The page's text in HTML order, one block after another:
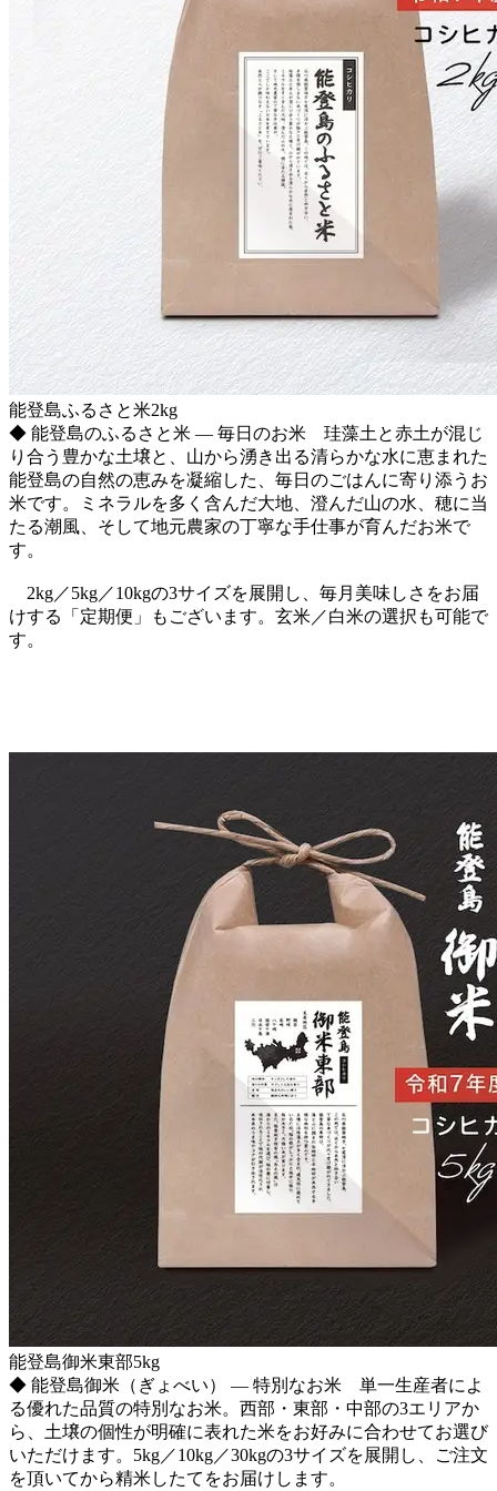
能登島ふるさと米2kg
◆ 能登島のふるさと米 ― 毎日のお米 珪藻土と赤土が混じ
り合う豊かな土壌と、山から湧き出る清らかな水に恵まれた
能登島の自然の恵みを凝縮した、毎日のごはんに寄り添うお
米です。ミネラルを多く含んだ大地、澄んだ山の水、穂に当
たる潮風、そして地元農家の丁寧な手仕事が育んだお米で
す。
2kg／5kg／10kgの3サイズを展開し、毎月美味しさをお届
けする「定期便」もございます。玄米／白米の選択も可能で
す。
能登島御米東部5kg
◆ 能登島御米（ぎょべい） ― 特別なお米 単一生産者によ
る優れた品質の特別なお米。西部・東部・中部の3エリアか
ら、土壌の個性が明確に表れた米をお好みに合わせてお選び
いただけます。5kg／10kg／30kgの3サイズを展開し、ご注文
を頂いてから精米したてをお届けします。